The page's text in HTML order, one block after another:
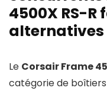
4500X RS-R
Le Corsair Frame
catégorie de